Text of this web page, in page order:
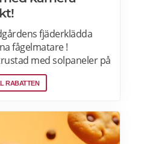
fjäderklädda
fågelmatare !
med solpaneler på
och filma under
Installationen är
enkelt överföra
USB-kabeln.
RABATTEN